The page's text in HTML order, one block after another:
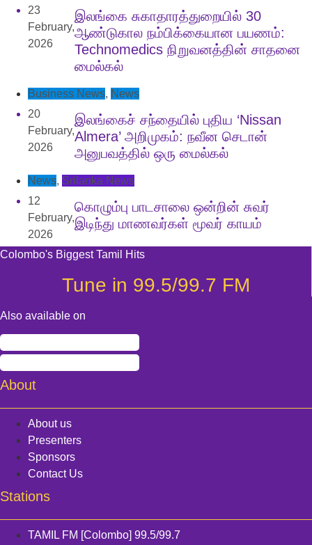
23
February,
2026
இலங்கை சுகாதாரத்துறையில் 30
ஆண்டுகால நம்பிக்கையான பயணம்:
Technomedics நிறுவனத்தின் சாதனை
மைல்கல்
Business News, News
20
February,
2026
இலங்கைச் சந்தையில் புதிய ‘Nissan
Almera’ அறிமுகம்: நவீன செடான்
அனுபவத்தில் ஒரு மைல்கல்
News, Srilanka News
12
February,
2026
கொழும்பு பாடசாலை ஒன்றின் சுவர்
இடிந்து மாணவர்கள் மூவர் காயம்
Colombo's Biggest Tamil Hits
Tune in 99.5/99.7 FM
Also available on
About
About us
Presenters
Sponsors
Contact Us
Stations
TAMIL FM [Colombo] 99.5/99.7